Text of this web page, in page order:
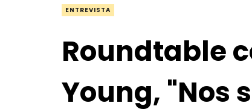
ENTREVISTA
Roundtable
Young, "Nos